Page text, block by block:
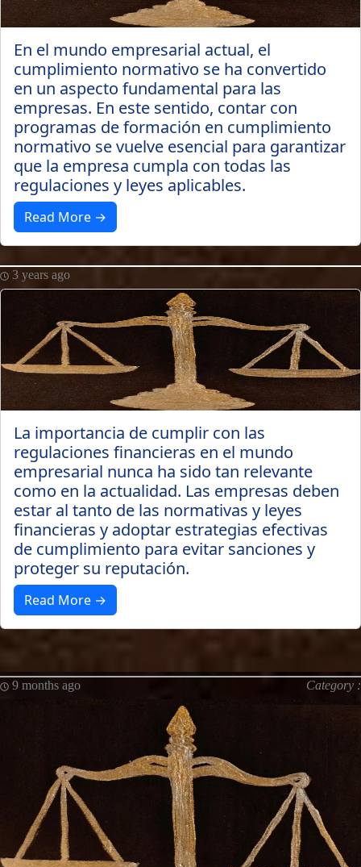
En el mundo empresarial actual, el
cumplimiento normativo se ha convertido
en un aspecto fundamental para las
empresas. En este sentido, contar con
programas de formación en cumplimiento
normativo se vuelve esencial para garantizar
que la empresa cumpla con todas las
regulaciones y leyes aplicables.
Read More →
3 years ago
La importancia de cumplir con las
regulaciones financieras en el mundo
empresarial nunca ha sido tan relevante
como en la actualidad. Las empresas deben
estar al tanto de las normativas y leyes
financieras y adoptar estrategias efectivas
de cumplimiento para evitar sanciones y
proteger su reputación.
Read More →
9 months ago Category :